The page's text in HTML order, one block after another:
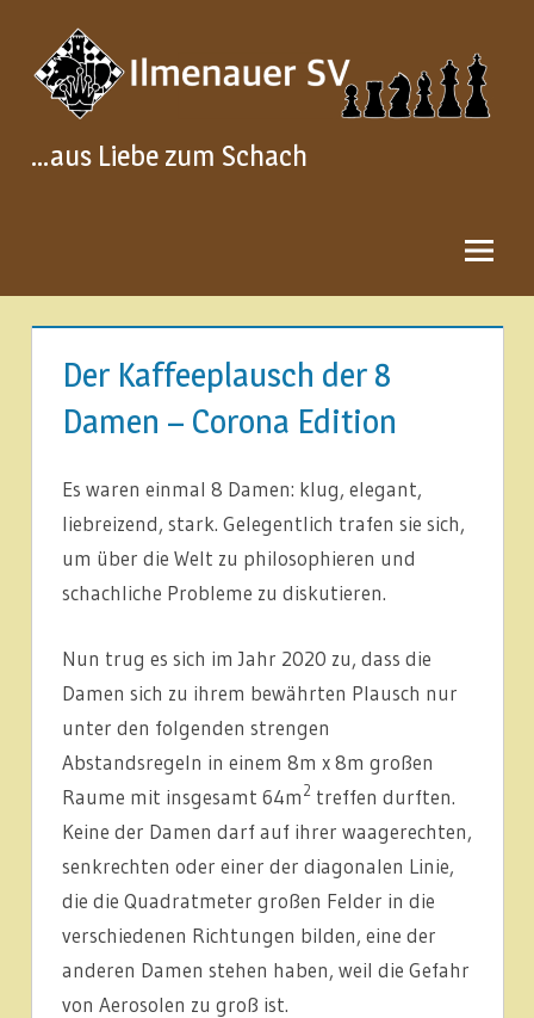
Inhalt
springen
…aus Liebe zum Schach
Der Kaffeeplausch der 8
Damen – Corona Edition
Es waren einmal 8 Damen: klug, elegant,
liebreizend, stark. Gelegentlich trafen sie sich,
um über die Welt zu philosophieren und
schachliche Probleme zu diskutieren.
Nun trug es sich im Jahr 2020 zu, dass die
Damen sich zu ihrem bewährten Plausch nur
unter den folgenden strengen
Abstandsregeln in einem 8m x 8m großen
Raume mit insgesamt 64m 2 treffen durften.
Keine der Damen darf auf ihrer waagerechten,
senkrechten oder einer der diagonalen Linie,
die die Quadratmeter großen Felder in die
verschiedenen Richtungen bilden, eine der
anderen Damen stehen haben, weil die Gefahr
von Aerosolen zu groß ist.